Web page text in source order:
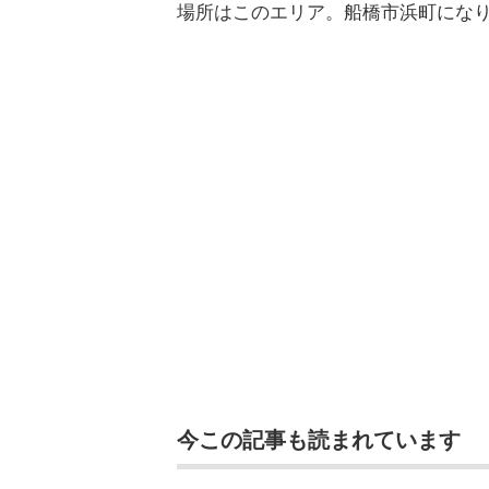
場所はこのエリア。船橋市浜町にな
今この記事も読まれています